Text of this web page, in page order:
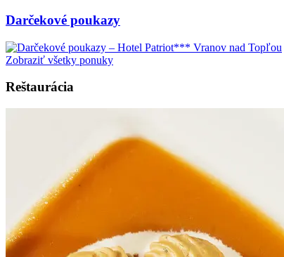
Darčekové poukazy
Zobraziť všetky ponuky
Reštaurácia